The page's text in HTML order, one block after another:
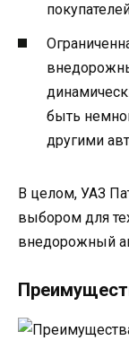
быть
другими
В целом, УАЗ
выбором для
внедорожный